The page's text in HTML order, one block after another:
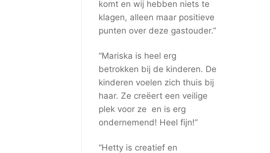
komt en wij hebben niets te
klagen, alleen maar positieve
punten over deze gastouder.”
“Mariska is heel erg
betrokken bij de kinderen. De
kinderen voelen zich thuis bij
haar. Ze creëert een veilige
plek voor ze en is erg
ondernemend! Heel fijn!”
“Hetty is creatief en